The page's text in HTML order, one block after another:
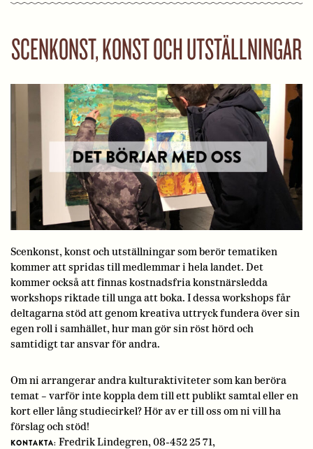
SCENKONST, KONST OCH UTSTÄLLNINGAR
Scenkonst, konst och utställningar som berör tematiken
kommer att spridas till medlemmar i hela landet. Det
kommer också att finnas kostnadsfria konstnärsledda
workshops riktade till unga att boka. I dessa workshops får
deltagarna stöd att genom kreativa uttryck fundera över sin
egen roll i samhället, hur man gör sin röst hörd och
samtidigt tar ansvar för andra.
Om ni arrangerar andra kulturaktiviteter som kan beröra
temat – varför inte koppla dem till ett publikt samtal eller en
kort eller lång studiecirkel? Hör av er till oss om ni vill ha
förslag och stöd!
KONTAKTA: Fredrik Lindegren, 08-452 25 71,